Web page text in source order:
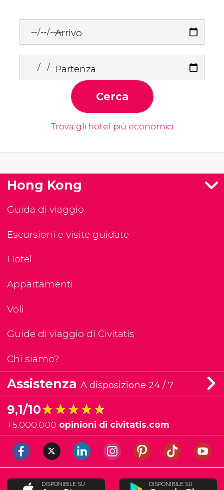
Arrivo
Partenza
Cerca
Trova gli hotel più economici
Hong Kong
Guida di viaggio
Escursioni e visite guidate
Hotel
Appartamenti
Voli
Guide di viaggio di Civitatis
Chi siamo?
Assistenza A disposizione 24 / 7
9,1/10★★★★★
★★★★★
+5.000.000 opinioni di civitatis.com
DISPONIBILE SU DISPONIBILE SU